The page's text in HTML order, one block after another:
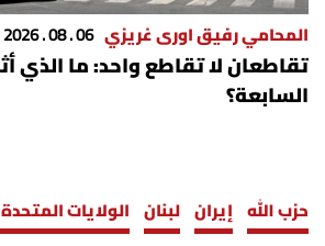
المحامي رفيق اورى غريزي 06 . 08 . 2026
تقاطعان لا تقاطع واحد: ما الذي
السابعة؟
حزب الله إيران لبنان الولايات